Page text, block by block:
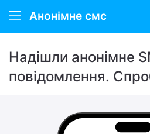
Анонімне смс
Як це працює
Про нас
Надішли анонімне
повідомлення.